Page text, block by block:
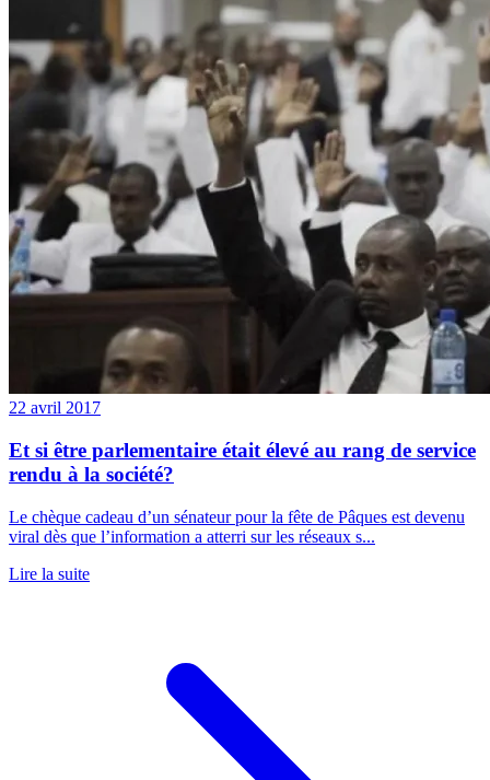
22 avril 2017
Et si être parlementaire était élevé au rang de service
rendu à la société?
Le chèque cadeau d’un sénateur pour la fête de Pâques est devenu
viral dès que l’information a atterri sur les réseaux s...
Lire la suite